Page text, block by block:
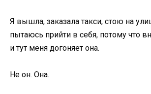
Я вышла, заказала такси, стою на
пытаюсь прийти в себя, потому что
и тут меня догоняет она.
Не он. Она.